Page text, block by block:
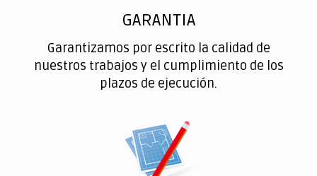
GARANTIA
Garantizamos por escrito la calidad de
nuestros trabajos y el cumplimiento de los
plazos de ejecución.